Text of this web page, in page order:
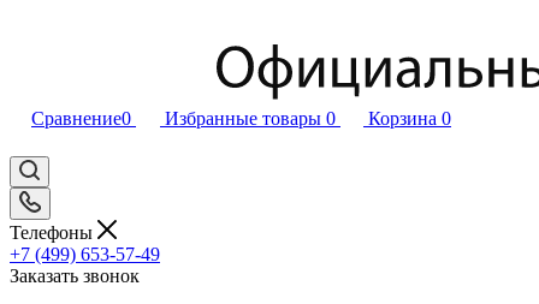
Сравнение0 Избранные товары 0 Корзина 0
Телефоны
+7 (499) 653-57-49
Заказать звонок